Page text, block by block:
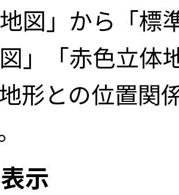
地図」から「
」「赤色立体
形との位置関
示